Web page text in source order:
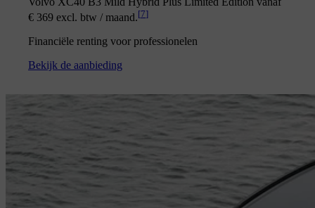
€ 369 excl. btw / maand.[7]
Financiële renting voor professionelen
Bekijk de aanbieding